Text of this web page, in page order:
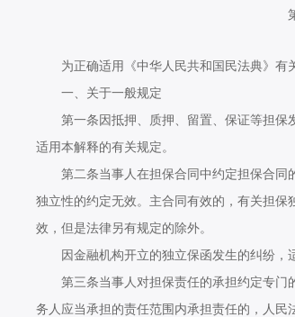
为正确适用《中华人民共和国民法典》有
一、关于一般规定
第一条因抵押、质押、留置、保证等担保发
适用本解释的有关规定。
第二条当事人在担保合同中约定担保合同
独立性的约定无效。主合同有效的，有关担
效，但是法律另有规定的除外。
因金融机构开立的独立保函发生的纠纷，适
第三条当事人对担保责任的承担约定专门
务人应当承担的责任范围内承担责任的，人民